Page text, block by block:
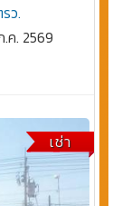
ว.
.ค. 2569
เช่า